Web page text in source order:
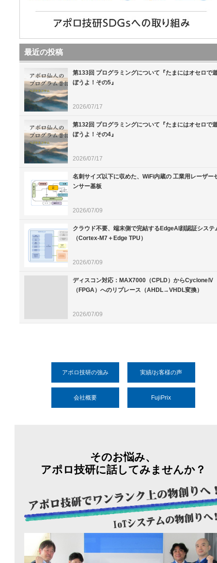
最近の投稿
第133回 プログラミングについて『たまにはオセロで
ぼうよ！その5』
2026/07/17
第132回 プログラミングについて『たまにはオセロで
ぼうよ！その4』
2026/07/17
名刺サイズ以下に収めた、WiFi内蔵の 工業用レーザー
ンサー基板
2026/07/09
クラウド不要、端末側で完結するEdgeAI顔認証システ
（Cortex-M7＋Edge TPU）
2026/07/09
ディスコン対応：MAX7000（CPLD）からCycloneⅣ
（FPGA）へのリプレース（AHDL→VHDL変換）
2026/07/09
アポロ技研の強み 実績/お客様の声
会社概要 FujiPrix
そのお悩み、
アポロ技研に話してみませんか？